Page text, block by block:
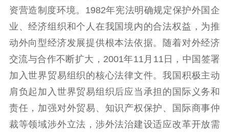
精品生产 文化惠民
文化传承
文化交流
体制改革
文化产业
紫金文化艺术节
品牌活动 紫艺舞台
精神文明
文明创建 文明实践
文明培育
先进典型
社会宣传
资营造制度环境。1982年宪法明确规定保护外国企
业、经济组织和个人在我国境内的合法权益，为推
动外向型经济发展提供根本法依据。随着对外经济
交流与合作不断扩大，2001年11月11日，中国签署
加入世界贸易组织的核心法律文件。我国积极主动
肩负起加入世界贸易组织后应当承担的国际义务和
责任，加强对外贸易、知识产权保护、国际商事仲
裁等领域涉外立法，涉外法治建设适应改革开放需